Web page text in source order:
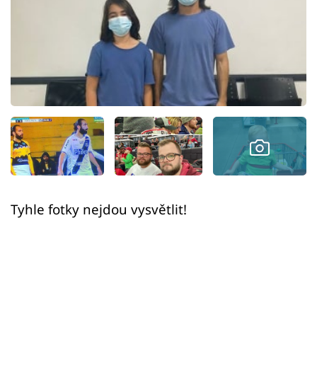
Sex a vztahy
Sledujte prima+
Přihlášení
Sledujte nás
Tyhle fotky nejdou vysvětlit!